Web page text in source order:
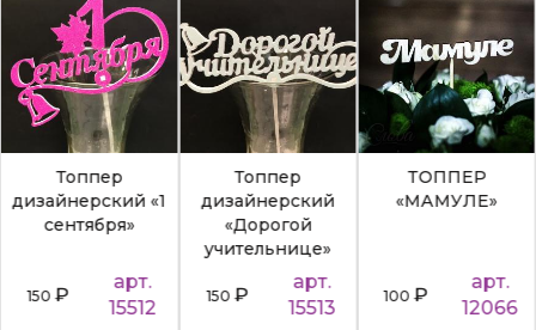
Топпер
дизайнерский «1
сентября»
150₽
арт.
15512
Топпер
дизайнерский
«Дорогой
учительнице»
150₽
арт.
15513
ТОППЕР
«МАМУЛЕ»
100₽
арт.
12066